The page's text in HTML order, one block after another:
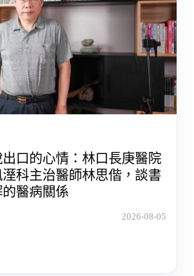
口的心情：林口長庚醫院
科主治醫師林思偕，談書
醫病關係
2026-08-05